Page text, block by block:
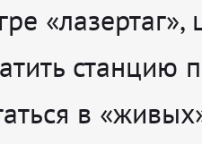
«лазертаг»,
станцию
в